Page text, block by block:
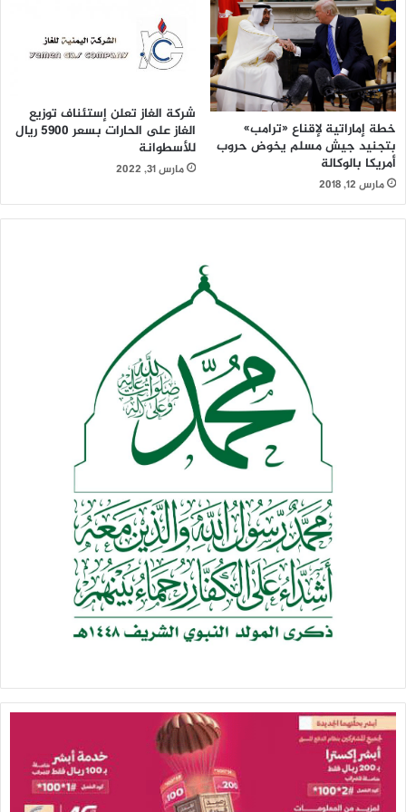
خطة إماراتية لإقناع «ترامب»
بتجنيد جيش مسلم يخوض حروب
أمريكا بالوكالة
مارس 12, 2018
شركة الغاز تعلن إستئناف توزيع
الغاز على الحارات بسعر 5900 ريال
للأسطوانة
مارس 31, 2022